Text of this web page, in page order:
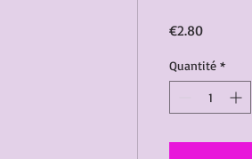
€2.80Prix
Quantité *